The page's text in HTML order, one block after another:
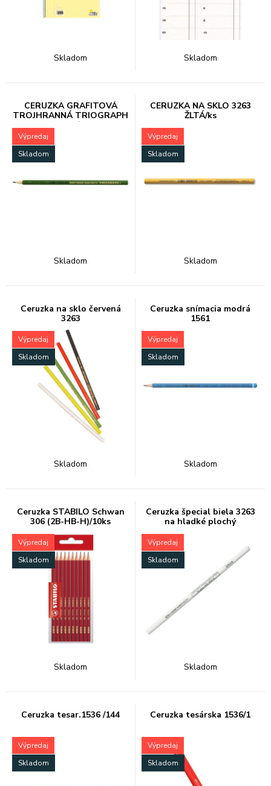
Skladom Skladom
CERUZKA GRAFITOVÁ
TROJHRANNÁ TRIOGRAPH
1802/3
Výpredaj
Skladom
Skladom
CERUZKA NA SKLO 3263
ŽLTÁ/ks
Výpredaj
Skladom
Skladom
Ceruzka na sklo červená
3263
Výpredaj
Skladom
Skladom
Ceruzka snímacia modrá
1561
Výpredaj
Skladom
Skladom
Ceruzka STABILO Schwan
306 (2B-HB-H)/10ks
Výpredaj
Skladom
Skladom
Ceruzka špecial biela 3263
na hladké plochý
Výpredaj
Skladom
Skladom
Ceruzka tesar.1536 /144
Výpredaj
Skladom
Ceruzka tesárska 1536/1
Výpredaj
Skladom